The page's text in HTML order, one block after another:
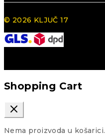
© 2026 KLJUČ 17
Shopping Cart
Nema proizvoda u košarici.